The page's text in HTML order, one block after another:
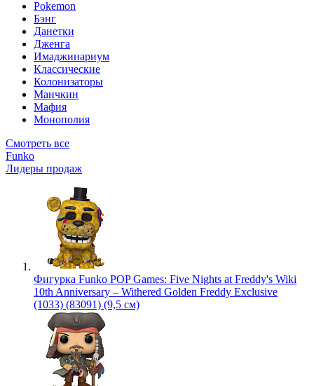
Pokemon
Бэнг
Данетки
Дженга
Имаджинариум
Классические
Колонизаторы
Манчкин
Мафия
Монополия
Смотреть все
Funko
Лидеры продаж
Фигурка Funko POP Games: Five Nights at Freddy's Wiki
10th Anniversary – Withered Golden Freddy Exclusive
(1033) (83091) (9,5 см)